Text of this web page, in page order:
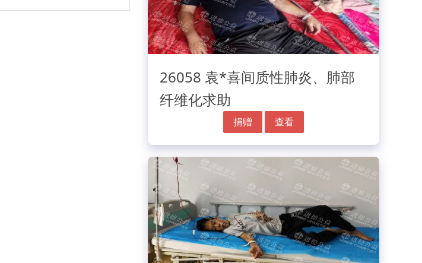
26058 袁*喜间质性肺炎、肺部
纤维化求助
捐赠 查看